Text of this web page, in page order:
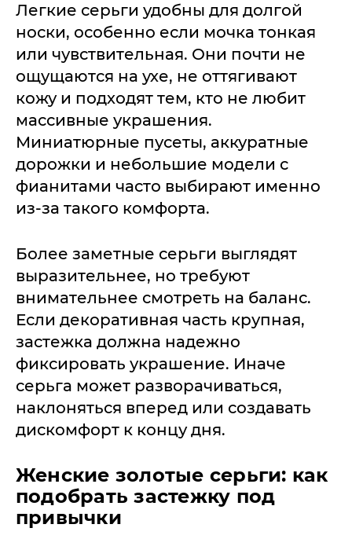
Легкие серьги удобны для долгой
носки, особенно если мочка тонкая
или чувствительная. Они почти не
ощущаются на ухе, не оттягивают
кожу и подходят тем, кто не любит
массивные украшения.
Миниатюрные пусеты, аккуратные
дорожки и небольшие модели с
фианитами часто выбирают именно
из-за такого комфорта.
Более заметные серьги выглядят
выразительнее, но требуют
внимательнее смотреть на баланс.
Если декоративная часть крупная,
застежка должна надежно
фиксировать украшение. Иначе
серьга может разворачиваться,
наклоняться вперед или создавать
дискомфорт к концу дня.
Женские золотые серьги: как
подобрать застежку под
привычки